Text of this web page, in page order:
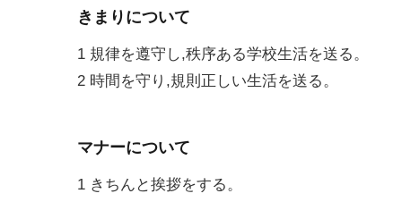
きまりについて
1 規律を遵守し,秩序ある学校生活を送る。
2 時間を守り,規則正しい生活を送る。
マナーについて
1 きちんと挨拶をする。